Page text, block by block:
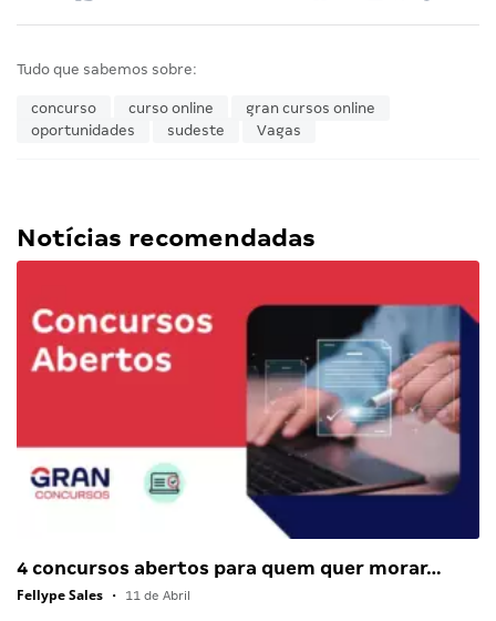
Tudo que sabemos sobre:
concurso curso online
gran cursos online
oportunidades
sudeste Vagas
Notícias recomendadas
4 concursos abertos para quem quer morar…
Fellype Sales • 11 de Abril